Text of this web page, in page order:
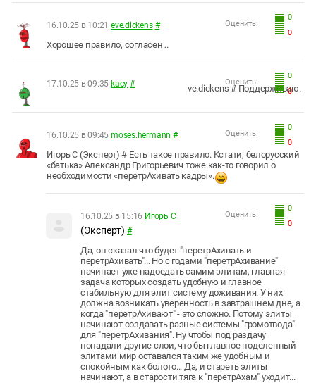
0
0
Оценить:
16.10.25 в 10:21 eve.dickens #
Хорошее правило, согласен...
0
0
Оценить:
17.10.25 в 09:35 kacy # ve.dickens # Поддерживаю.
0
0
Оценить:
16.10.25 в 09:45 moses.hermann #
Игорь С (Эксперт) # Есть такое правило. Кстати, белорусский
«батька» Александр Григорьевич тоже как-то говорил о
необходимости «перетрАхивать кадры».
0
0
Оценить:
16.10.25 в 15:16 Игорь С
(Эксперт) #
Да, он сказал что будет "перетрАхивать и
перетрАхивать"... Но с годами "перетрАхивание"
начинает уже надоедать самим элитам, главная
задача которых создать удобную и главное
стабильную для элит систему доживания. У них
должна возникать уверенность в завтрашнем дне, а
когда "перетрАхивают" - это сложно. Потому элиты
начинают создавать разные системы "громотвода"
для "перетрАхивания". Ну чтобы под раздачу
попадали другие слои, что бы главное поделенный
элитами мир оставался таким же удобным и
спокойным как болото... Да, и стареть элиты
начинают, а в старости тяга к "перетрАхам" уходит...